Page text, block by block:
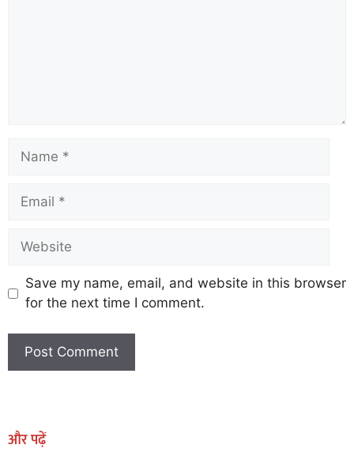
Save my name, email, and website in this browser
for the next time I comment.
और पढ़ें